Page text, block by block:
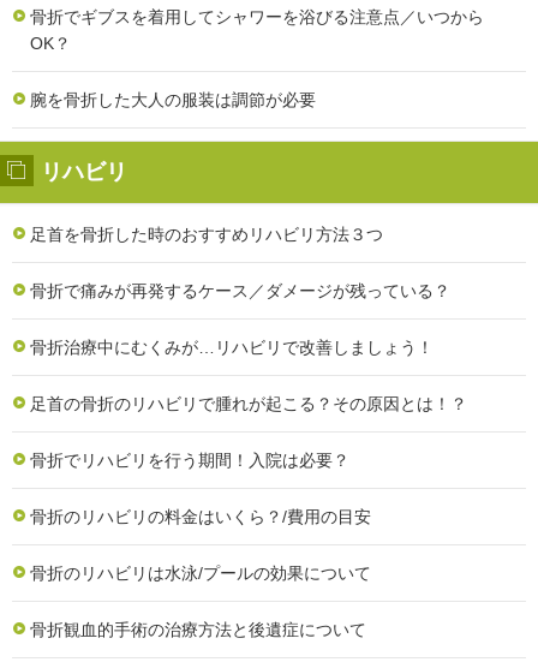
骨折でギブスを着用してシャワーを浴びる注意点／いつから
OK？
腕を骨折した大人の服装は調節が必要
リハビリ
足首を骨折した時のおすすめリハビリ方法３つ
骨折で痛みが再発するケース／ダメージが残っている？
骨折治療中にむくみが…リハビリで改善しましょう！
足首の骨折のリハビリで腫れが起こる？その原因とは！？
骨折でリハビリを行う期間！入院は必要？
骨折のリハビリの料金はいくら？/費用の目安
骨折のリハビリは水泳/プールの効果について
骨折観血的手術の治療方法と後遺症について